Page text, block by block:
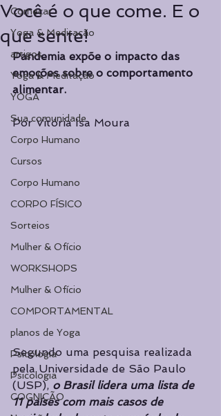
Começar
Yoga & Meditação
artigos
Yoga & Meditação
YOGA
Sua comunidade
Corpo Humano
Cursos
Corpo Humano
CORPO FÍSICO
Sorteios
Mulher & Ofício
WORKSHOPS
Mulher & Ofício
COMPORTAMENTAL
planos de Yoga
Psicologia
Psicologia
COGNIÇÃO
Você é o que come. E o
que sente!
Pandemia expõe o impacto das
emoções sobre o comportamento
alimentar.
Por Vitória Isa Moura
Segundo uma pesquisa realizada
pela Universidade de São Paulo
(USP), o Brasil lidera uma lista de
11 países com mais casos de